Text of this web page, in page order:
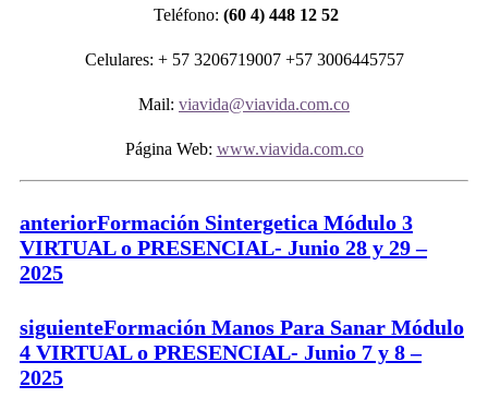
Teléfono: (60 4) 448 12 52
Celulares: + 57 3206719007 +57 3006445757
Mail: viavida@viavida.com.co
Página Web: www.viavida.com.co
anteriorFormación Sintergetica Módulo 3
VIRTUAL o PRESENCIAL- Junio 28 y 29 –
2025
siguienteFormación Manos Para Sanar Módulo
4 VIRTUAL o PRESENCIAL- Junio 7 y 8 –
2025